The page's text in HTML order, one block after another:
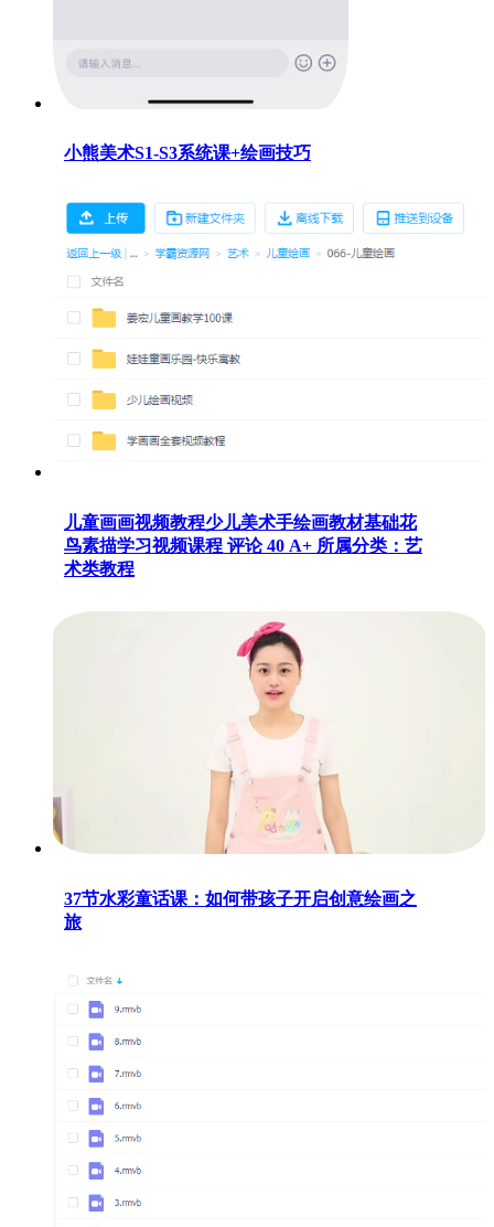
小熊美术S1-S3系统课+绘画技巧
儿童画画视频教程少儿美术手绘画教材基础花
鸟素描学习视频课程 评论 40 A+ 所属分类：艺
术类教程
37节水彩童话课：如何带孩子开启创意绘画之
旅